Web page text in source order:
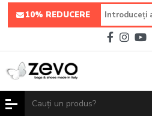
10% REDUCERE